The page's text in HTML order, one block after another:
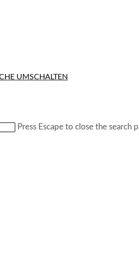
UMSCHALTEN
Press Escape to close the search